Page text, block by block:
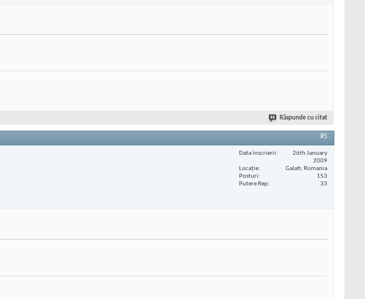
Răspunde cu citat
#5
Data înscrierii
26th January
2009
Locaţie
Galati, Romania
Posturi
153
Putere Rep
33